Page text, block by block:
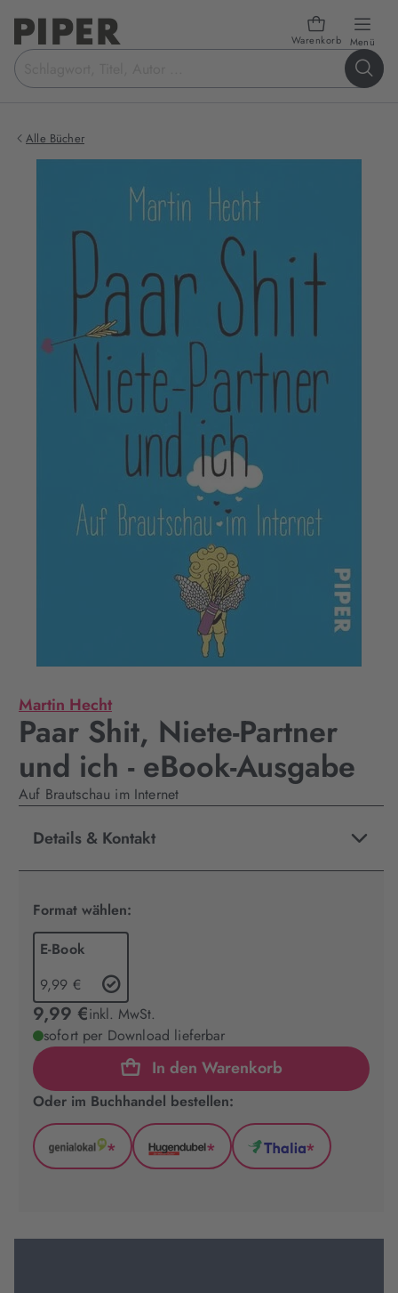
Warenkorb Menü
Suchbegriff
eingeben
Alle Bücher
Martin Hecht
Paar Shit, Niete-Partner
und ich - eBook-Ausgabe
Auf Brautschau im Internet
Details & Kontakt
Format wählen:
E-Book
9,99 €
9,99 €inkl. MwSt.
sofort per Download lieferbar
In den Warenkorb
Oder im Buchhandel bestellen:
GenialLokal
Tab
*
Hugendubel
Tab
*
Thalia
Tab
*